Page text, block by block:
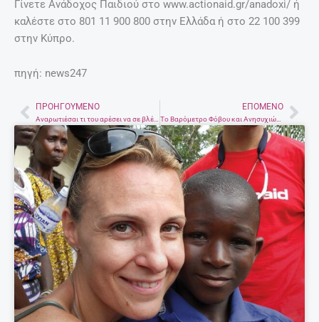
Γίνετε Ανάδοχος Παιδιού στο www.actionaid.gr/anadoxi/ ή
καλέστε στο 801 11 900 800 στην Ελλάδα ή στο 22 100 399
στην Κύπρο.
πηγή: news247
Prev
ΠΡΟΗΓΟΎΜΕΝΟ ΕΠΌΜΕΝΟ
Το Βαρόμετρο Φόβου και Ανησυχιών των Ελλήνων για το 2017